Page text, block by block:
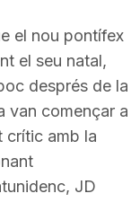
el nou pontífex
el seu natal,
després de la
van començar a
crític amb la
JD